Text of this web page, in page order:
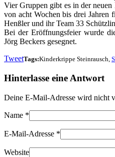
Vier Gruppen gibt es in der
von acht Wochen bis drei Jahren
Henßler und ihr Team 33
Bei der Eröffnungsfeier wurde
Jörg Beckers gesegnet.
TweetTags:Kinderkrippe Steinrausch,
Hinterlasse eine Antwort
Deine E-Mail-Adresse wird nicht
Name *
E-Mail-Adresse *
Website